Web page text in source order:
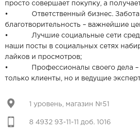
просто совершает покупку, а
• Ответственный бизнес. Забота
благотворительность – важнейшие
• Лучшие социальные сети среди
наши посты в социальных сетях
лайков и просмотров;
• Профессионалы своего дела –
только клиенты, но и ведущие
1 уровень, магазин №51
8 4932 93-11-11 доб. 1016